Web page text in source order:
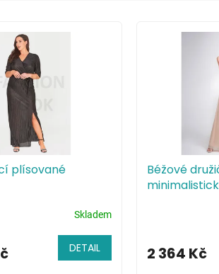
plísované
Skladem
DETAIL
Béžové
2 364 Kč